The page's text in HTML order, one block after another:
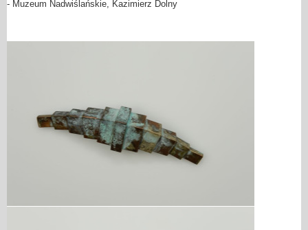
- Muzeum Nadwiślańskie, Kazimierz Dolny